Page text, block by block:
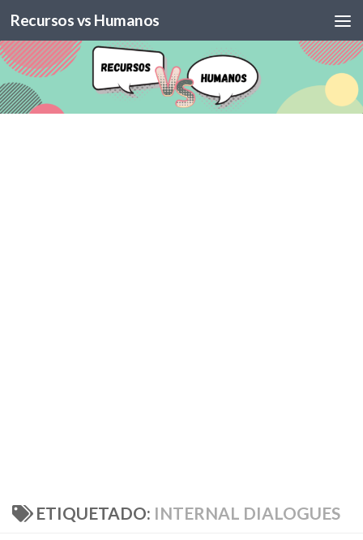
Skip to content
Recursos vs Humanos
ETIQUETADO: INTERNAL DIALOGUES